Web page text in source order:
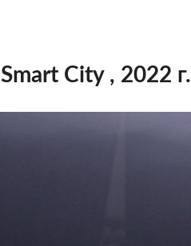
Smart City , 2022 г.